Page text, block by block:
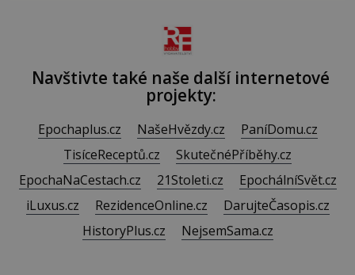
Navštivte také naše další internetové
projekty:
Epochaplus.cz NašeHvězdy.cz
PaníDomu.cz
TisíceReceptů.cz
SkutečnéPříběhy.cz
EpochaNaCestach.cz
21Stoleti.cz
EpochálníSvět.cz
iLuxus.cz
RezidenceOnline.cz
DarujteČasopis.cz
HistoryPlus.cz
NejsemSama.cz